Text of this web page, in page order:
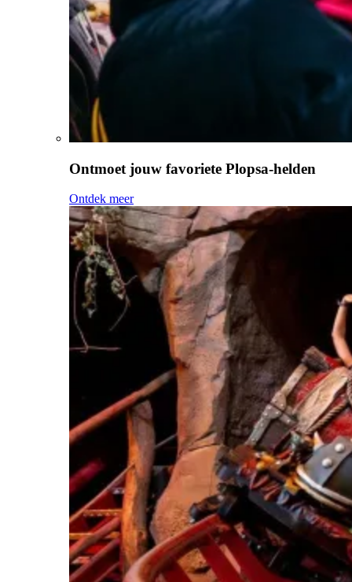
Ontmoet jouw favoriete Plopsa-helden
Ontdek meer